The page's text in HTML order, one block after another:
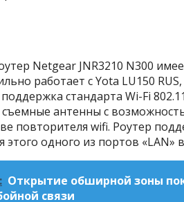
Netgear JNR3210 N300
работает с Yota LU150
стандарта Wi-Fi
антенны с
повторителя wifi. Роутер
этого одного из портов
Открытие обширной зоны
связи